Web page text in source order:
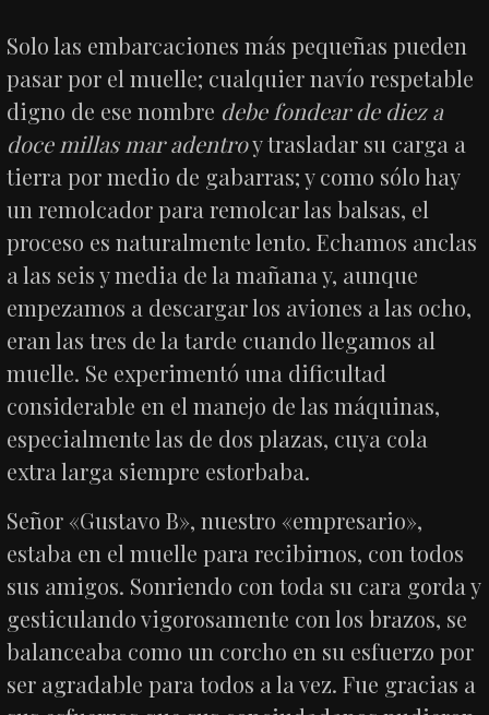
Solo las embarcaciones más pequeñas pueden
pasar por el muelle; cualquier navío respetable
digno de ese nombre debe fondear de diez a
doce millas mar adentroy trasladar su carga a
tierra por medio de gabarras; y como sólo hay
un remolcador para remolcar las balsas, el
proceso es naturalmente lento. Echamos anclas
a las seis y media de la mañana y, aunque
empezamos a descargar los aviones a las ocho,
eran las tres de la tarde cuando llegamos al
muelle. Se experimentó una dificultad
considerable en el manejo de las máquinas,
especialmente las de dos plazas, cuya cola
extra larga siempre estorbaba.
Señor «Gustavo B», nuestro «empresario»,
estaba en el muelle para recibirnos, con todos
sus amigos. Sonriendo con toda su cara gorda y
gesticulando vigorosamente con los brazos, se
balanceaba como un corcho en su esfuerzo por
ser agradable para todos a la vez. Fue gracias a